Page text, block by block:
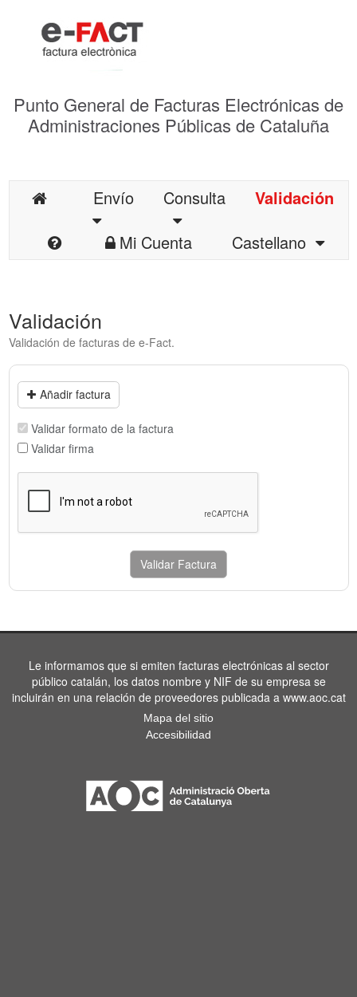
Punto General de Facturas Electrónicas de
Administraciones Públicas de Cataluña
Envío Consulta
Validación
Mi Cuenta
Castellano
Validación
Validación de facturas de e-Fact.
Añadir factura
Validar formato de la factura
Validar firma
Validar Factura
Le informamos que si emiten facturas electrónicas al sector
público catalán, los datos nombre y NIF de su empresa se
incluirán en una relación de proveedores publicada a www.aoc.cat
Mapa del sitio
Accesibilidad